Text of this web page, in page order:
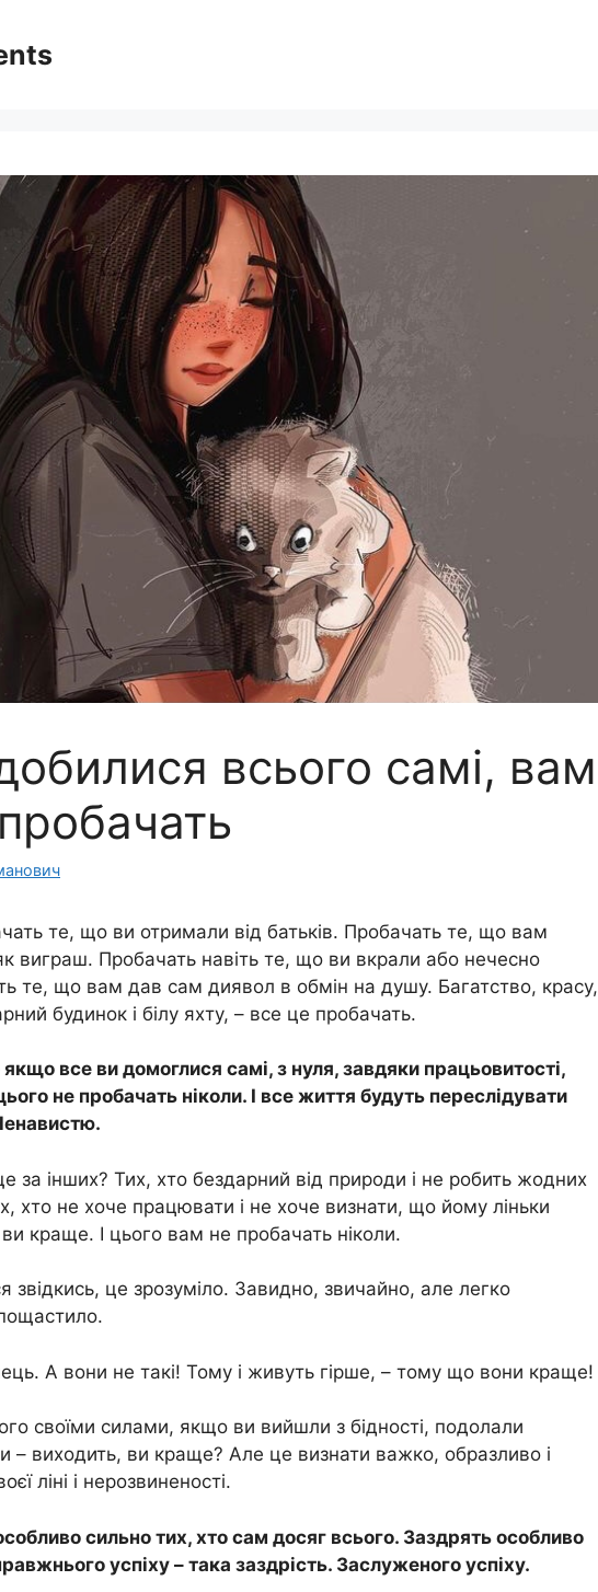
всього самі, вам
те, що ви отримали від батьків. Пробачать те, що вам
виграш. Пробачать навіть те, що ви вкрали або нечесно
те, що вам дав сам диявол в обмін на душу. Багатство, красу,
будинок і білу яхту, – все це пробачать.
все ви домоглися самі, з нуля, завдяки працьовитості,
не пробачать ніколи. І все життя будуть переслідувати
за інших? Тих, хто бездарний від природи і не робить жодних
хто не хоче працювати і не хоче визнати, що йому ліньки
краще. І цього вам не пробачать ніколи.
звідкись, це зрозуміло. Завидно, звичайно, але легко
А вони не такі! Тому і живуть гірше, – тому що вони краще!
своїми силами, якщо ви вийшли з бідності, подолали
– виходить, ви краще? Але це визнати важко, образливо і
ліні і нерозвиненості.
сильно тих, хто сам досяг всього. Заздрять особливо
успіху – така заздрість. Заслуженого успіху.